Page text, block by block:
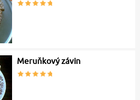
Meruňkový závin